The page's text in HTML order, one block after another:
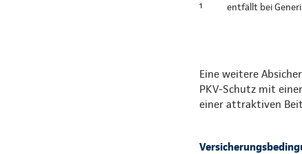
¹ entfällt bei
Eine weitere
PKV-Schutz mit
einer attraktiven